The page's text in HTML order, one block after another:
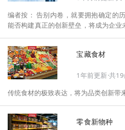
编者按： 告别内卷，就要拥抱确定的历史性机遇：未来食品健康化。而
能否构建真正的创新壁垒，将成为企业未来
将以“创新产品”透视“未来机会”，以全
拆解年度标杆的增长逻辑与谋篇布局
养”“清洁标签”等热门赛道的爆品基因，
机会、企业战略布局以及渠道变革等，
宝藏食材
1年前更新·共
传统食材的极致表达，将为品类创新带
零食新物种